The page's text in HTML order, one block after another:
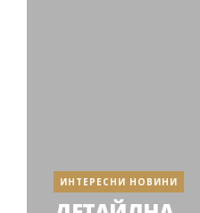
ИНТЕРЕСНИ НОВИНИ